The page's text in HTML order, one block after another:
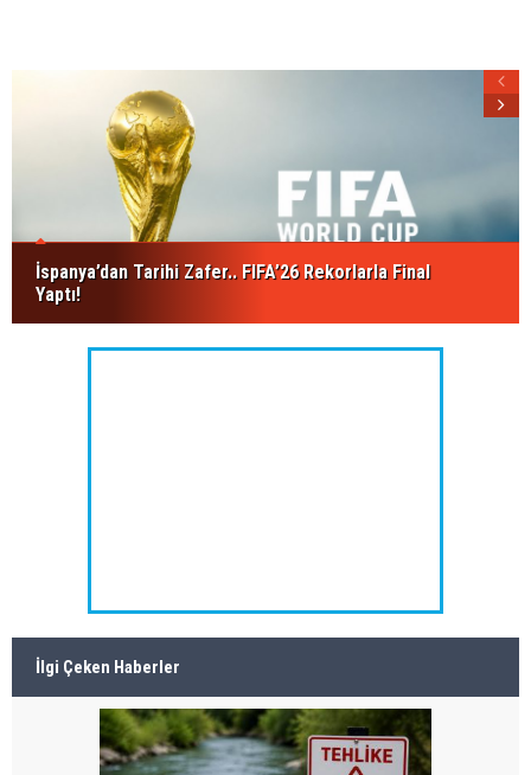
İspanya’dan Tarihi Zafer.. FIFA’26 Rekorlarla Final
Yaptı!
İlgi Çeken Haberler